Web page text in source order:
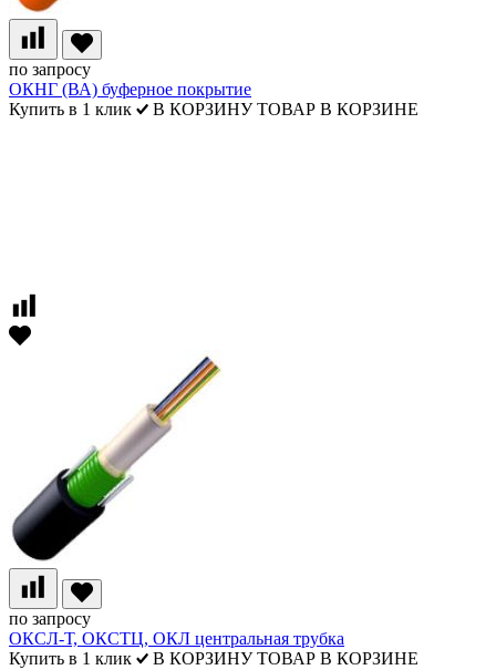
по запросу
ОКНГ (ВА) буферное покрытие
Купить в 1 клик
В КОРЗИНУ ТОВАР В КОРЗИНЕ
по запросу
ОКСЛ-Т, ОКСТЦ, ОКЛ центральная трубка
Купить в 1 клик
В КОРЗИНУ ТОВАР В КОРЗИНЕ